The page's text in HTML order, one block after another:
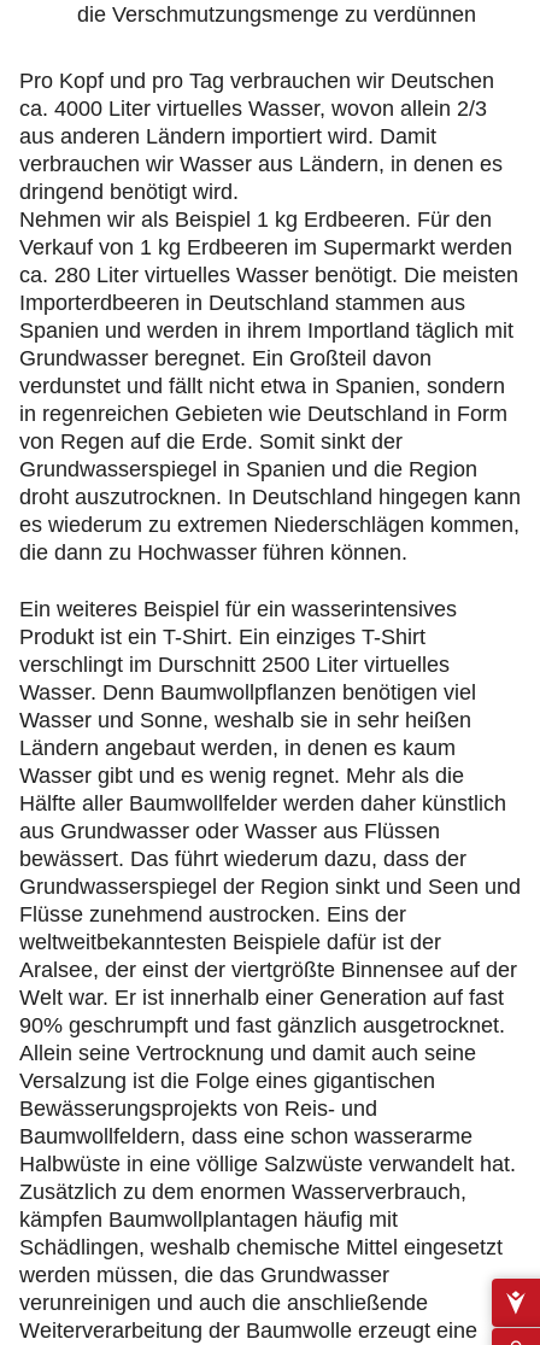
die Verschmutzungsmenge zu verdünnen
Pro Kopf und pro Tag verbrauchen wir Deutschen
ca. 4000 Liter virtuelles Wasser, wovon allein 2/3
aus anderen Ländern importiert wird. Damit
verbrauchen wir Wasser aus Ländern, in denen es
dringend benötigt wird.
Nehmen wir als Beispiel 1 kg Erdbeeren. Für den
Verkauf von 1 kg Erdbeeren im Supermarkt werden
ca. 280 Liter virtuelles Wasser benötigt. Die meisten
Importerdbeeren in Deutschland stammen aus
Spanien und werden in ihrem Importland täglich mit
Grundwasser beregnet. Ein Großteil davon
verdunstet und fällt nicht etwa in Spanien, sondern
in regenreichen Gebieten wie Deutschland in Form
von Regen auf die Erde. Somit sinkt der
Grundwasserspiegel in Spanien und die Region
droht auszutrocknen. In Deutschland hingegen kann
es wiederum zu extremen Niederschlägen kommen,
die dann zu Hochwasser führen können.
Ein weiteres Beispiel für ein wasserintensives
Produkt ist ein T-Shirt. Ein einziges T-Shirt
verschlingt im Durschnitt 2500 Liter virtuelles
Wasser. Denn Baumwollpflanzen benötigen viel
Wasser und Sonne, weshalb sie in sehr heißen
Ländern angebaut werden, in denen es kaum
Wasser gibt und es wenig regnet. Mehr als die
Hälfte aller Baumwollfelder werden daher künstlich
aus Grundwasser oder Wasser aus Flüssen
bewässert. Das führt wiederum dazu, dass der
Grundwasserspiegel der Region sinkt und Seen und
Flüsse zunehmend austrocken. Eins der
weltweitbekanntesten Beispiele dafür ist der
Aralsee, der einst der viertgrößte Binnensee auf der
Welt war. Er ist innerhalb einer Generation auf fast
90% geschrumpft und fast gänzlich ausgetrocknet.
Allein seine Vertrocknung und damit auch seine
Versalzung ist die Folge eines gigantischen
Bewässerungsprojekts von Reis- und
Baumwollfeldern, dass eine schon wasserarme
Halbwüste in eine völlige Salzwüste verwandelt hat.
Zusätzlich zu dem enormen Wasserverbrauch,
kämpfen Baumwollplantagen häufig mit
Schädlingen, weshalb chemische Mittel eingesetzt
werden müssen, die das Grundwasser
verunreinigen und auch die anschließende
Weiterverarbeitung der Baumwolle erzeugt eine